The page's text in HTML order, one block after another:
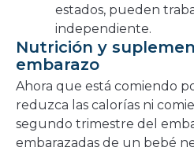
estados, pueden
independiente.
Nutrición y
embarazo
Ahora que está comiendo
reduzca las calorías ni
segundo trimestre del
embarazadas de un bebé